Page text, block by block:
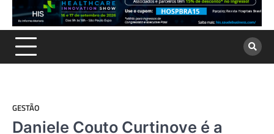
GESTÃO
Daniele Couto Curtinove é a